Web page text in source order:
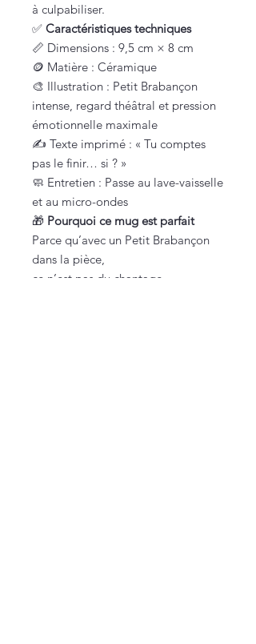
à culpabiliser.
✅ Caractéristiques techniques
📏 Dimensions : 9,5 cm × 8 cm
🪙 Matière : Céramique
🎨 Illustration : Petit Brabançon
intense, regard théâtral et pression
émotionnelle maximale
✍️ Texte imprimé : « Tu comptes
pas le finir… si ? »
🧼 Entretien : Passe au lave-vaisselle
et au micro-ondes
🎁 Pourquoi ce mug est parfait
Parce qu’avec un Petit Brabançon
dans la pièce,
ce n’est pas du chantage